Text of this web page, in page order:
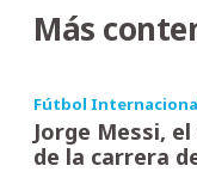
Más
Fútbol
Jorge Messi,
de la carrera